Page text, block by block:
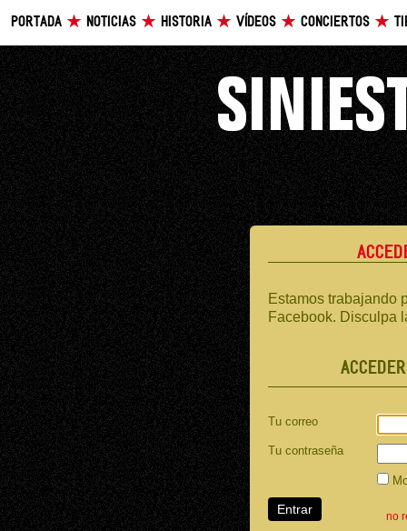
PORTADA NOTICIAS HISTORIA VÍDEOS CONCIERTOS
Estamos trabajando
Facebook. Disculpa
Tu correo
Tu contraseña
no